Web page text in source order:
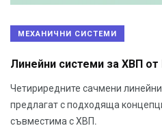
МЕХАНИЧНИ СИСТЕМИ
Линейни системи за ХВП
Четириредните сачмени
предлагат с подходяща
съвместима с ХВП.